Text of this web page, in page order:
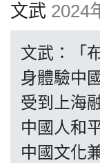
投票
視頻
昔日
文武 2024
文武：「
身體驗中
受到上海
中國人和
中國文化